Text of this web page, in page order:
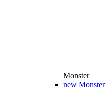
Monster
new Monster